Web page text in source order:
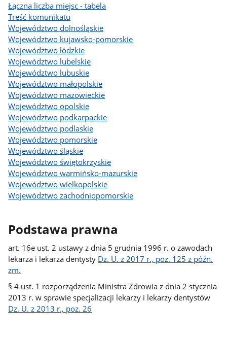
Łączna liczba miejsc - tabela
Treść komunikatu
Województwo dolnośląskie
Województwo kujawsko-pomorskie
Województwo łódzkie
Województwo lubelskie
Województwo lubuskie
Województwo małopolskie
Województwo mazowieckie
Województwo opolskie
Województwo podkarpackie
Województwo podlaskie
Województwo pomorskie
Województwo śląskie
Województwo świętokrzyskie
Województwo warmińsko-mazurskie
Województwo wielkopolskie
Województwo zachodniopomorskie
Podstawa prawna
art. 16e ust. 2 ustawy z dnia 5 grudnia 1996 r. o zawodach
lekarza i lekarza dentysty Dz. U. z 2017 r., poz. 125 z późn.
zm.
§ 4 ust. 1 rozporządzenia Ministra Zdrowia z dnia 2 stycznia
2013 r. w sprawie specjalizacji lekarzy i lekarzy dentystów
Dz. U. z 2013 r., poz. 26